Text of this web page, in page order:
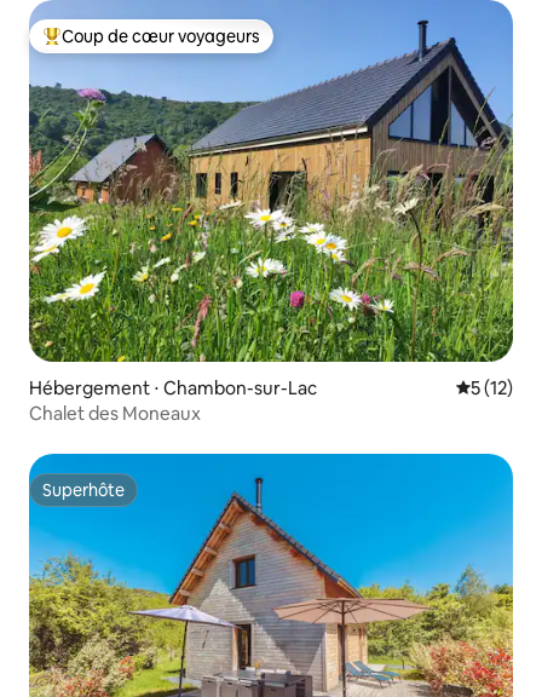
Coups de cœur voyageurs les plus appréciés
Coup de cœur voyageurs
Hébergement ⋅ Chambon-sur-Lac
5 (12)
Chalet des Moneaux
Superhôte
Superhôte